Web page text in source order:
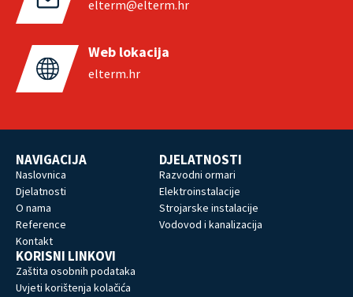
elterm@elterm.hr
Web lokacija
elterm.hr
NAVIGACIJA
Naslovnica
Djelatnosti
O nama
Reference
Kontakt
DJELATNOSTI
Razvodni ormari
Elektroinstalacije
Strojarske instalacije
Vodovod i kanalizacija
KORISNI LINKOVI
Zaštita osobnih podataka
Uvjeti korištenja kolačića